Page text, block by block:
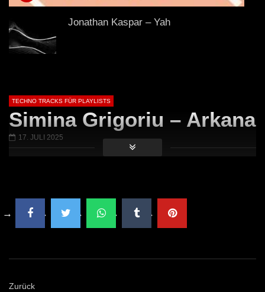
Jonathan Kaspar – Yah
OPERA (Street Parade Anthem) (Club
HI-LO – KOALA (Extended Mix)
Delante
TECHNO TRACKS FÜR PLAYLISTS
Simina Grigoriu – Arkana
17. JULI 2025
Zurück